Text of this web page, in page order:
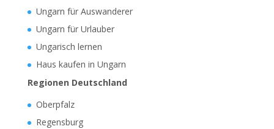
Ungarn für Auswanderer
Ungarn für Urlauber
Ungarisch lernen
Haus kaufen in Ungarn
Regionen Deutschland
Oberpfalz
Regensburg